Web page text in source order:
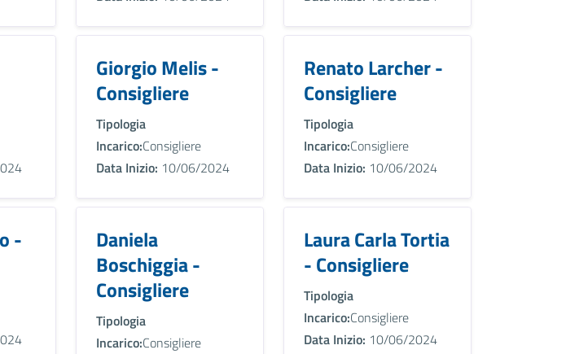
Giorgio Melis -
Consigliere
Tipologia
Incarico:Consigliere
Data Inizio: 10/06/2024
Renato Larcher -
Consigliere
Tipologia
Incarico:Consigliere
Data Inizio: 10/06/2024
-
Daniela
Boschiggia -
Consigliere
Tipologia
Incarico:Consigliere
Laura Carla Tortia
- Consigliere
Tipologia
Incarico:Consigliere
Data Inizio: 10/06/2024